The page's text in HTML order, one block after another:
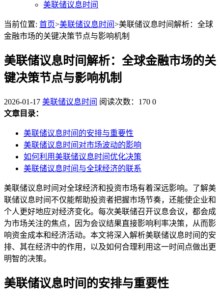
美联储议息时间
当前位置: 首页>美联储议息时间>美联储议息时间解析：全球
金融市场的关键决策节点与影响机制
美联储议息时间解析：全球金融市场的关
键决策节点与影响机制
2026-01-17 美联储议息时间 阅读次数：170 0
文章目录：
美联储议息时间的安排与重要性
美联储议息时间对市场波动的影响
如何利用美联储议息时间优化决策
美联储议息时间与全球经济的联系
美联储议息时间对全球经济和投资市场有着深远影响。了解美
联储议息时间不仅能帮助投资者把握市场节奏，还能使企业和
个人更好地应对经济变化。每次美联储召开议息会议，都会成
为市场关注的焦点，因为会议结果直接影响利率决策，从而影
响资金成本和经济活动。本文将深入解析美联储议息时间的安
排、其在经济中的作用，以及如何合理利用这一时间点做出更
明智的决策。
美联储议息时间的安排与重要性